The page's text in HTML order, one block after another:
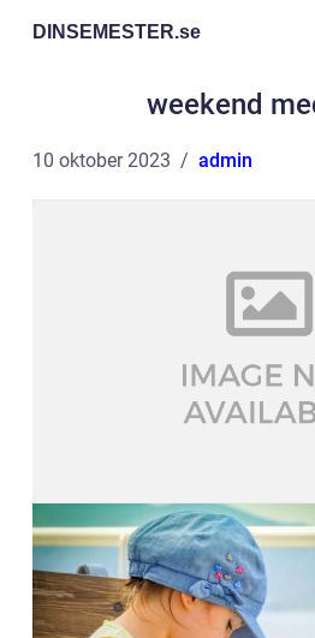
DINSEMESTER.se
weekend
10 oktober 2023 admin